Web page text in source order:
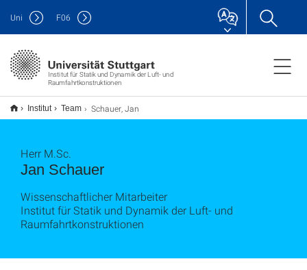
Institut für Statik und Dynamik der Luft- und
Raumfahrtkonstruktionen
Uni F06
Institut Team Schauer, Jan
Jan Schauer
Herr M.Sc.
Wissenschaftlicher Mitarbeiter
Institut für Statik und Dynamik der Luft- und
Raumfahrtkonstruktionen